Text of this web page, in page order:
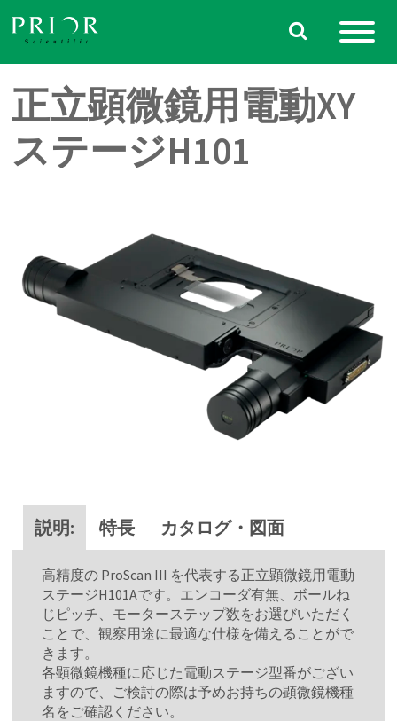
Skip
content
正立顕微鏡用電動XY
ステージH101
説明: 特長 カタログ・図面
高精度の ProScan III を代表する正立顕微鏡用電動
ステージH101Aです。エンコーダ有無、ボールね
じピッチ、モーターステップ数をお選びいただく
ことで、観察用途に最適な仕様を備えることがで
きます。
各顕微鏡機種に応じた電動ステージ型番がござい
ますので、ご検討の際は予めお持ちの顕微鏡機種
名をご確認ください。